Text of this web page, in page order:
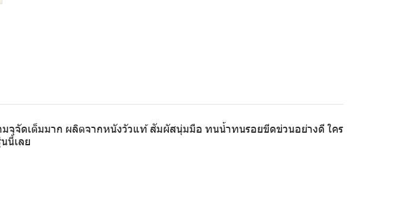
จุจัดเต็มมาก ผลิตจากหนังวัวแท้ สัมผัสนุ่มมือ ทนน้ำทนรอยขีดข่วนอย่างดี ใคร
นี้เลย